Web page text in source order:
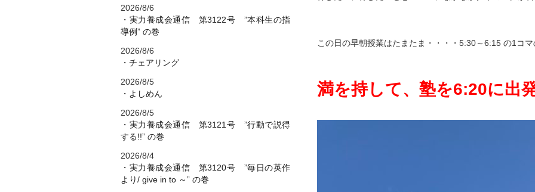
2026/8/6
・実力養成会通信 第3122号 ”本科生の指
導例” の巻
2026/8/6
・チェアリング
2026/8/5
・よしめん
2026/8/5
・実力養成会通信 第3121号 ”行動で説得
する!!” の巻
2026/8/4
・実力養成会通信 第3120号 ”毎日の英作
より/ give in to ～” の巻
この日の早朝授業はたまたま・・・・5:30～6:15 の1コ
満を持して、塾を6:20に出